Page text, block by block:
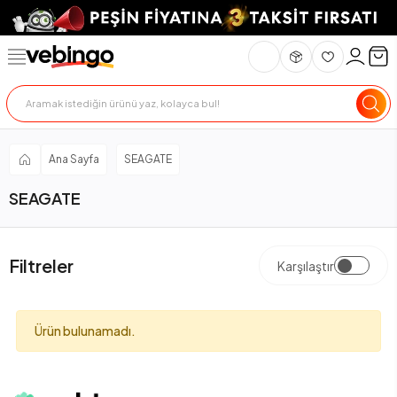
Ana Sayfa SEAGATE
SEAGATE
Filtreler Karşılaştır
Ürün bulunamadı.